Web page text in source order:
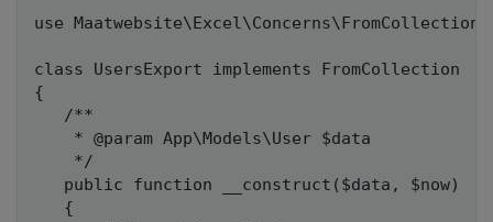
use Maatwebsite\Excel\Concerns\FromCollection;
class UsersExport implements FromCollection
{
   /**
    * @param App\Models\User $data
    */
   public function __construct($data, $now)
   {